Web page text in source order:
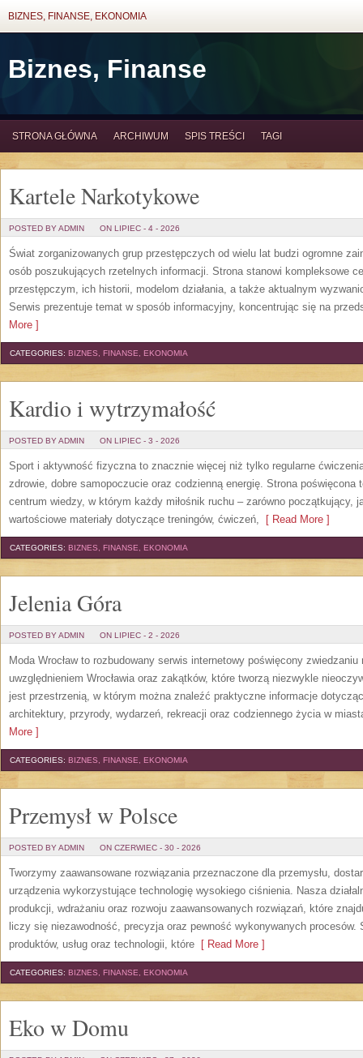
BIZNES, FINANSE, EKONOMIA
Biznes, Finanse
STRONA GŁÓWNA ARCHIWUM SPIS TREŚCI TAGI
Kartele Narkotykowe
POSTED BY ADMIN ON LIPIEC - 4 - 2026
Świat zorganizowanych grup przestępczych od wielu lat budzi ogromne
osób poszukujących rzetelnych informacji. Strona stanowi kompleksowe
przestępczym, ich historii, modelom działania, a także aktualnym
Serwis prezentuje temat w sposób informacyjny, koncentrując się na
More ]
CATEGORIES: BIZNES, FINANSE, EKONOMIA
Kardio i wytrzymałość
POSTED BY ADMIN ON LIPIEC - 3 - 2026
Sport i aktywność fizyczna to znacznie więcej niż tylko regularne
zdrowie, dobre samopoczucie oraz codzienną energię. Strona poświęcona
centrum wiedzy, w którym każdy miłośnik ruchu – zarówno początkujący,
wartościowe materiały dotyczące treningów, ćwiczeń, [ Read More ]
CATEGORIES: BIZNES, FINANSE, EKONOMIA
Jelenia Góra
POSTED BY ADMIN ON LIPIEC - 2 - 2026
Moda Wrocław to rozbudowany serwis internetowy poświęcony
uwzględnieniem Wrocławia oraz zakątków, które tworzą niezwykle
jest przestrzenią, w którym można znaleźć praktyczne informacje
architektury, przyrody, wydarzeń, rekreacji oraz codziennego życia w
More ]
CATEGORIES: BIZNES, FINANSE, EKONOMIA
Przemysł w Polsce
POSTED BY ADMIN ON CZERWIEC - 30 - 2026
Tworzymy zaawansowane rozwiązania przeznaczone dla przemysłu,
urządzenia wykorzystujące technologię wysokiego ciśnienia. Nasza
produkcji, wdrażaniu oraz rozwoju zaawansowanych rozwiązań, które
liczy się niezawodność, precyzja oraz pewność wykonywanych procesów.
produktów, usług oraz technologii, które [ Read More ]
CATEGORIES: BIZNES, FINANSE, EKONOMIA
Eko w Domu